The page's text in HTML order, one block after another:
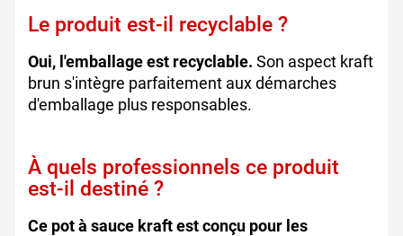
Le produit est-il recyclable ?
Oui, l'emballage est recyclable. Son aspect kraft
brun s'intègre parfaitement aux démarches
d'emballage plus responsables.
À quels professionnels ce produit
est-il destiné ?
Ce pot à sauce kraft est conçu pour les